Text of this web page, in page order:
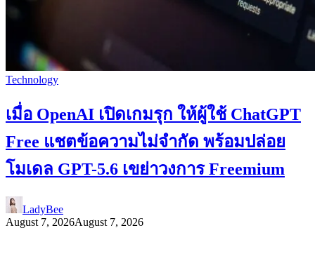
Technology
เมื่อ OpenAI เปิดเกมรุก ให้ผู้ใช้ ChatGPT
Free แชตข้อความไม่จำกัด พร้อมปล่อย
โมเดล GPT-5.6 เขย่าวงการ Freemium
LadyBee
August 7, 2026August 7, 2026